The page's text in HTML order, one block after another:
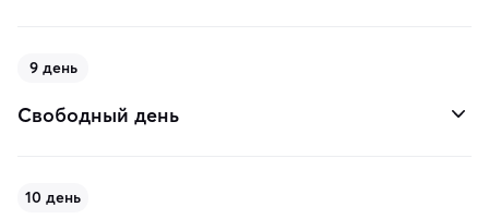
9 день
Свободный день
10 день